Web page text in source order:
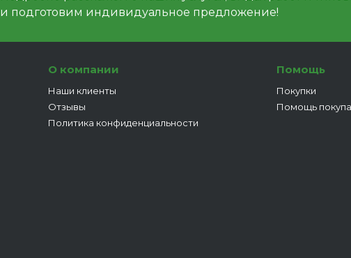
и подготовим индивидуальное предложение!
О компании
Наши клиенты
Отзывы
Политика конфиденциальности
Помощь
Покупки
Помощь